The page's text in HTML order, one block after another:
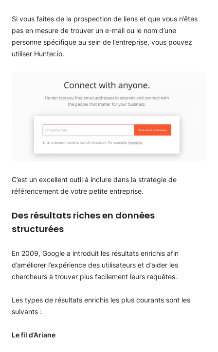
Si vous faites de la prospection de liens et que vous n’êtes
pas en mesure de trouver un e-mail ou le nom d’une
personne spécifique au sein de l’entreprise, vous pouvez
utiliser Hunter.io.
C’est un excellent outil à inclure dans la stratégie de
référencement de votre petite entreprise.
Des résultats riches en données
structurées
En 2009, Google a introduit les résultats enrichis afin
d’améliorer l’expérience des utilisateurs et d’aider les
chercheurs à trouver plus facilement leurs requêtes.
Les types de résultats enrichis les plus courants sont les
suivants :
Le fil d’Ariane